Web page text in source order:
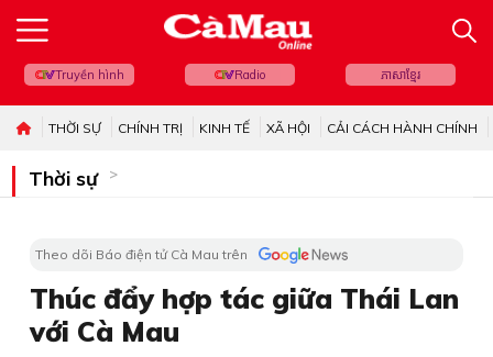
Truyền hình Radio ភាសាខ្មែរ
THỜI SỰ CHÍNH TRỊ KINH TẾ XÃ HỘI CẢI CÁCH HÀNH CHÍNH
Thời sự
Theo dõi Báo điện tử Cà Mau trên
Thúc đẩy hợp tác giữa Thái Lan
với Cà Mau